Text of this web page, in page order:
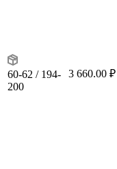
60-62 / 194-
200
3 660.00 ₽